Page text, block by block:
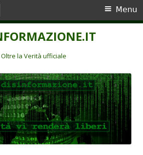
Oltre la Verità ufficiale
Menu